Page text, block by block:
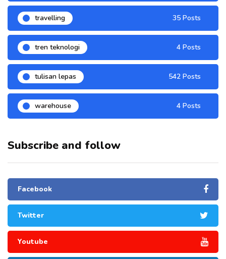
travelling 35 Posts
tren teknologi 4 Posts
tulisan lepas 542 Posts
warehouse 4 Posts
Subscribe and follow
Facebook
Twitter
Youtube